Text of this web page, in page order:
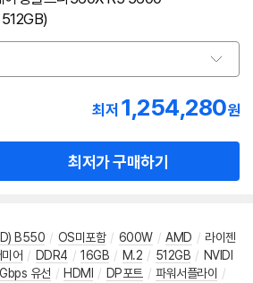
최저 1,254,280원
최저가 구매하기
B550 / OS미포함 / 600W / AMD / 라이젠
미어 / DDR4 / 16GB / M.2 / 512GB / NVIDI
유선 / HDMI / DP포트 / 파워서플라이
/